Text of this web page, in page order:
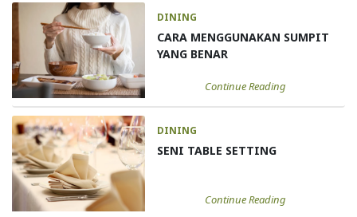
DINING
CARA MENGGUNAKAN SUMPIT
YANG BENAR
Continue Reading
DINING
SENI TABLE SETTING
Continue Reading